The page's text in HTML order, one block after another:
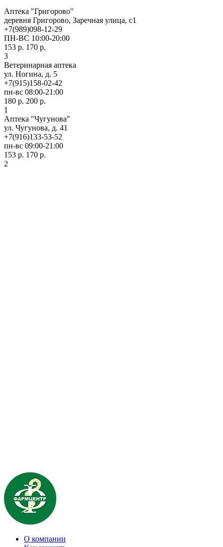
Аптека "Григорово"
деревня Григорово, Заречная улица, с1
+7(989)098-12-29
ПН-ВС 10:00-20:00
153 р. 170 р.
3
Ветеринарная аптека
ул. Ногина, д. 5
+7(915)158-02-42
пн-вс 08:00-21:00
180 р. 200 р.
1
Аптека "Чугунова"
ул. Чугунова, д. 41
+7(916)133-53-52
пн-вс 09:00-21:00
153 р. 170 р.
2
О компании